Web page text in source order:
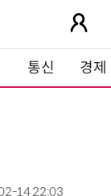
통신 경제
14 22:03